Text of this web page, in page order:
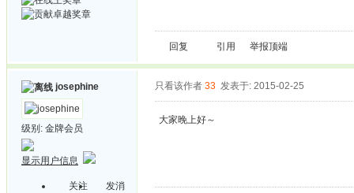
回复 引用 举报顶端
josephine
级别: 金牌会员
显示用户信息
关注
发消
只看该作者 33 发表于: 2015-02-25
大家晚上好～